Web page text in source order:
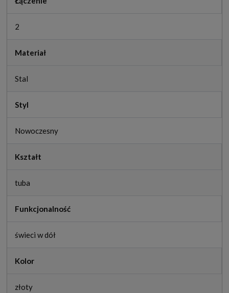
2
Materiał
Stal
Styl
Nowoczesny
Kształt
tuba
Funkcjonalność
świeci w dół
Kolor
złoty